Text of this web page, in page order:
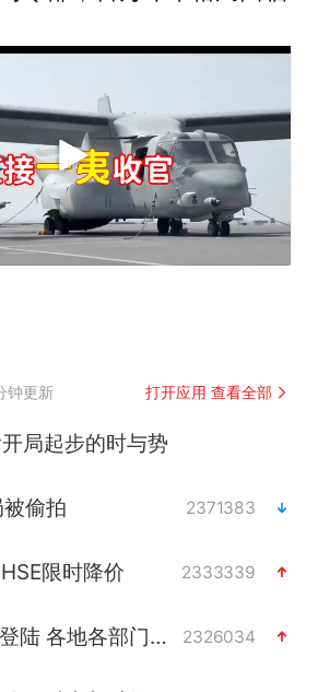
钟更新 打开应用 查看全部
局起步的时与势
偷拍 2371383
限时降价 2333339
台风“白海豚”登陆 各地各部门全力应对 2326034